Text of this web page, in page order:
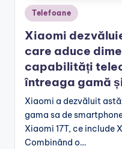
Posted
in
Telefoane
Xiaomi
care aduce
capabilități
întreaga gamă
Xiaomi a dezvăluit
gama sa de
Xiaomi 17T, ce include
Combinând o…